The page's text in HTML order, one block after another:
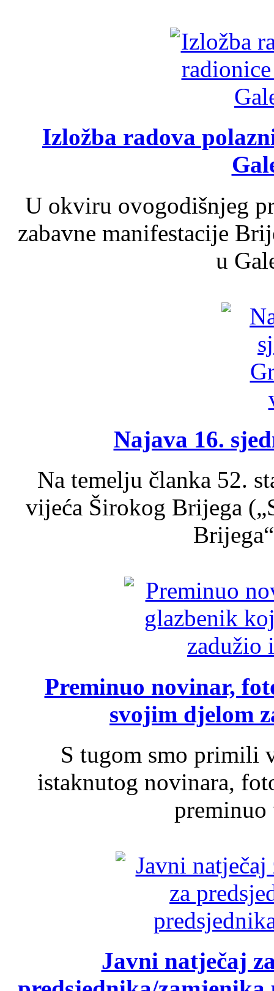
Izložba radova
U okviru ovogodišnjeg
zabavne manifestacije
u
Najava 16.
Na temelju članka 52.
vijeća Širokog Brijega
Preminuo novinar,
svojim djelom
S tugom smo primili
istaknutog novinara,
Javni natječaj